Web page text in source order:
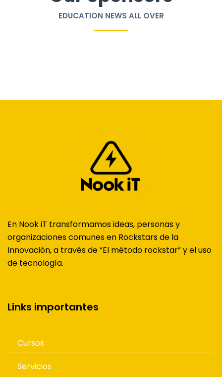
EDUCATION NEWS ALL OVER
En Nook iT transformamos ideas, personas y
organizaciones comunes en Rockstars de la
Innovación, a través de “El método rockstar” y el uso
de tecnología.
Links importantes
Cursos
Servicios